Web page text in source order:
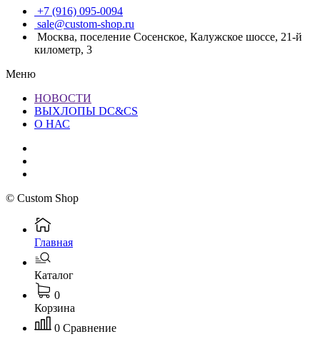
+7 (916) 095-0094
sale@custom-shop.ru
Москва, поселение Сосенское, Калужское шоссе, 21-й
километр, 3
Меню
НОВОСТИ
ВЫХЛОПЫ DC&CS
О НАС
© Custom Shop
Главная
Каталог
0
Корзина
0 Сравнение